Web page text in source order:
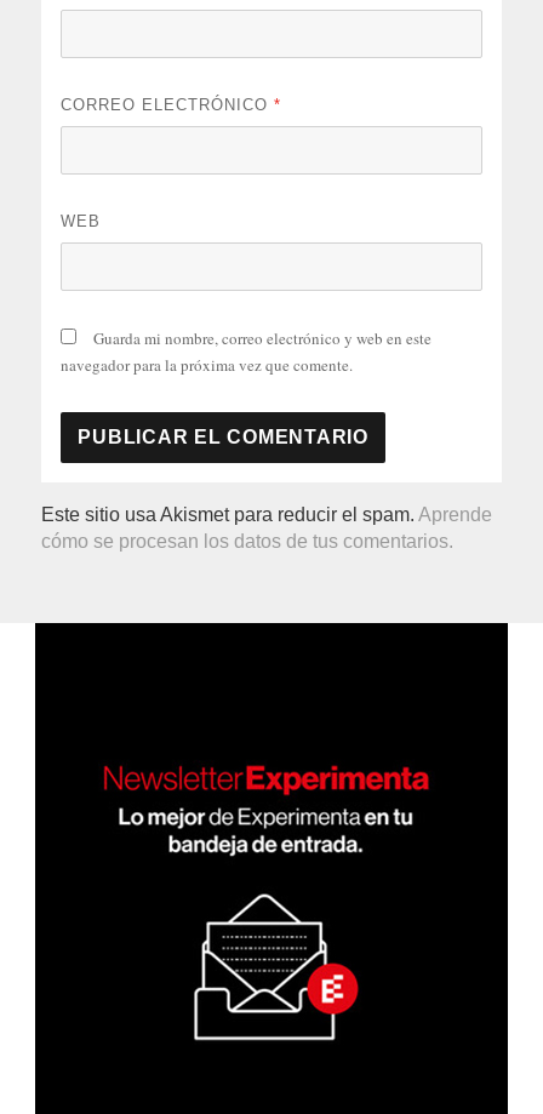
CORREO ELECTRÓNICO*
WEB
Guarda mi nombre, correo electrónico y web en este
navegador para la próxima vez que comente.
Este sitio usa Akismet para reducir el spam.Aprende
cómo se procesan los datos de tus comentarios.